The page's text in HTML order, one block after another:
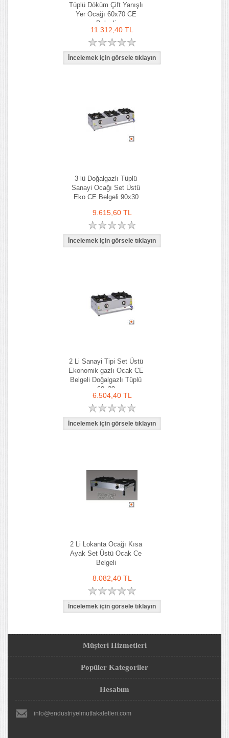
Tüplü Döküm Çift Yanışlı
Yer Ocağı 60x70 CE
Belgeli
11.312,40 TL
3 lü Doğalgazlı Tüplü
Sanayi Ocağı Set Üstü
Eko CE Belgeli 90x30
9.615,60 TL
2 Li Sanayi Tipi Set Üstü
Ekonomik gazlı Ocak CE
Belgeli Doğalgazlı Tüplü
60x29
6.504,40 TL
2 Li Lokanta Ocağı Kısa
Ayak Set Üstü Ocak Ce
Belgeli
8.082,40 TL
Müşteri Hizmetleri
Popüler Kategoriler
Hesabım
info@endustriyelmutfakaletleri.com